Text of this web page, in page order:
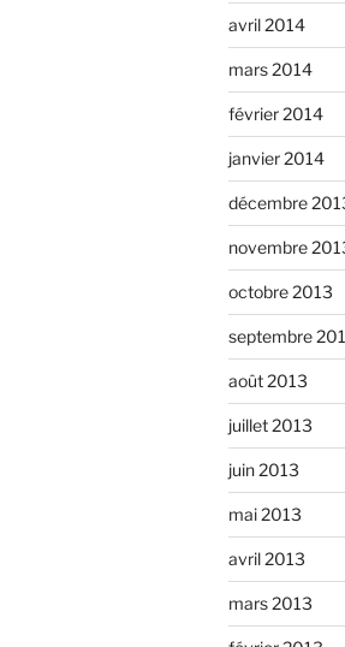
avril 2014
mars 2014
février 2014
janvier 2014
décembre
novembre
octobre 2013
septembre
août 2013
juillet 2013
juin 2013
mai 2013
avril 2013
mars 2013